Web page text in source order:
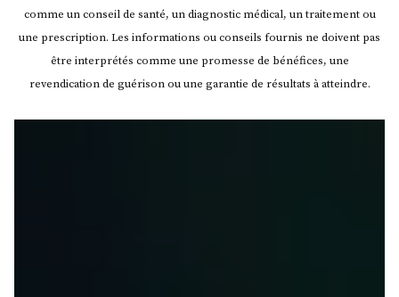
comme un conseil de santé, un diagnostic médical, un traitement ou
une prescription. Les informations ou conseils fournis ne doivent pas
être interprétés comme une promesse de bénéfices, une
revendication de guérison ou une garantie de résultats à atteindre.